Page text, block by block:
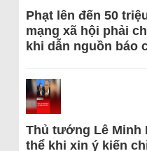
Phạt lên đến 50
mạng xã hội phải
khi dẫn nguồn báo
Thủ tướng Lê Minh
thể khi xin ý kiến